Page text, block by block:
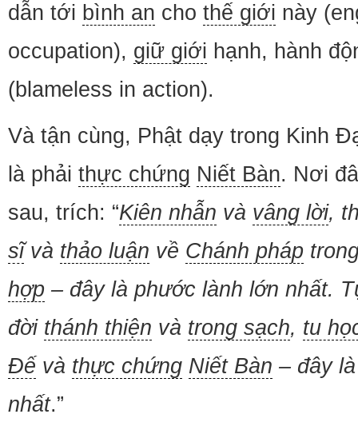
dẫn tới bình an cho thế giới này
occupation), giữ giới hạnh, hành
(blameless in action).
Và tận cùng, Phật dạy trong Kinh
là phải thực chứng Niết Bàn. Nơi
sau, trích: “Kiên nhẫn và vâng lời,
sĩvà thảo luận về Chánh pháp
hợp – đây là phước lành lớn nhất.
đời thánh thiện và trong sạch, tu
Đế và thực chứng Niết Bàn – đây
nhất.”